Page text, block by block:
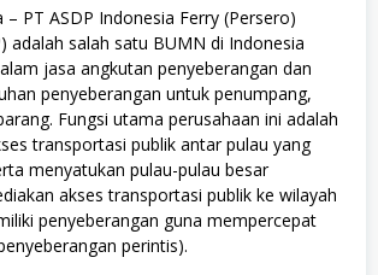
PT ASDP Indonesia Ferry (Persero)
adalah salah satu BUMN di Indonesia
jasa angkutan penyeberangan dan
penyeberangan untuk penumpang,
Fungsi utama perusahaan ini adalah
transportasi publik antar pulau yang
menyatukan pulau-pulau besar
akses transportasi publik ke wilayah
penyeberangan guna mempercepat
perintis).